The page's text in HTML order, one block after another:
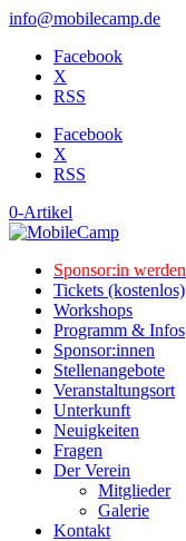
info@mobilecamp.de
Facebook
X
RSS
Facebook
X
RSS
0-Artikel
Sponsor:in werden
Tickets (kostenlos)
Workshops
Programm & Infos
Sponsor:innen
Stellenangebote
Veranstaltungsort
Unterkunft
Neuigkeiten
Fragen
Der Verein
Mitglieder
Galerie
Kontakt